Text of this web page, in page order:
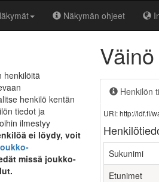
Näkymän ohjeet
henkilöitä
henkilö kentän
tiedot ja
ilmestyy
ei löydy, voit
missä joukko-
Henkilön
URI: http://ldf.fi/
Sukunimi
Etunimet